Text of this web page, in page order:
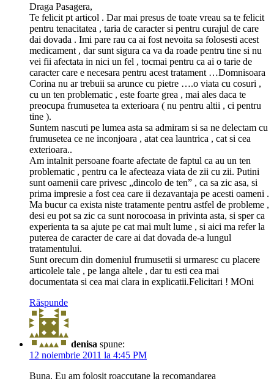
Draga Pasagera,
Te felicit pt articol . Dar mai presus de toate vreau sa te felicit
pentru tenacitatea , taria de caracter si pentru curajul de care
dai dovada . Imi pare rau ca ai fost nevoita sa folosesti acest
medicament , dar sunt sigura ca va da roade pentru tine si nu
vei fii afectata in nici un fel , tocmai pentru ca ai o tarie de
caracter care e necesara pentru acest tratament …Domnisoara
Corina nu ar trebuii sa arunce cu pietre ….o viata cu cosuri ,
cu un ten problematic , este foarte grea , mai ales daca te
preocupa frumusetea ta exterioara ( nu pentru altii , ci pentru
tine ).
Suntem nascuti pe lumea asta sa admiram si sa ne delectam cu
frumusetea ce ne inconjoara , atat cea launtrica , cat si cea
exterioara..
Am intalnit persoane foarte afectate de faptul ca au un ten
problematic , pentru ca le afecteaza viata de zii cu zii. Putini
sunt oamenii care privesc „dincolo de ten” , ca sa zic asa, si
prima impresie a fost cea care ii dezavantaja pe acesti oameni .
Ma bucur ca exista niste tratamente pentru astfel de probleme ,
desi eu pot sa zic ca sunt norocoasa in privinta asta, si sper ca
experienta ta sa ajute pe cat mai mult lume , si aici ma refer la
puterea de caracter de care ai dat dovada de-a lungul
tratamentului.
Sunt orecum din domeniul frumusetii si urmaresc cu placere
articolele tale , pe langa altele , dar tu esti cea mai
documentata si cea mai clara in explicatii.Felicitari ! MOni
Răspunde
denisa spune:
12 noiembrie 2011 la 4:45 PM
Buna. Eu am folosit roaccutane la recomandarea